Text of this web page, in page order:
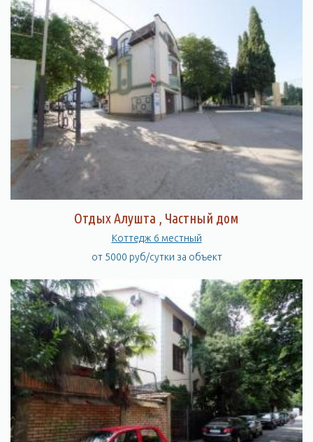
Отдых Алушта , Частный дом
Коттедж 6 местный
от 5000 руб/сутки за объект